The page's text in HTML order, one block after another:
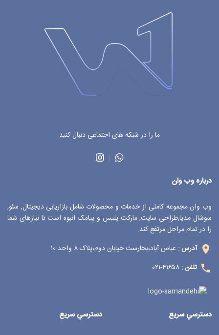
درباره وب وان
وب وان مجموعه کاملی از خدمات و محصولات شامل بازاریابی دیجیتال, سئو,
سوشال مدیا,طراحی سایت, مارکت پلیس و پیامک انبوه است تا نیازهای شما
را در تمام مراحل مرتفع کند.
آدرس : عباس آباد،بخارست خیابان دوم،پلاک ۸ واحد ۱۰
تلفن : ۴۱۶۵۸-۰۲۱
ما را در شبکه های اجتماعی دنبال کنید
دسترسي سريع دسترسي سريع